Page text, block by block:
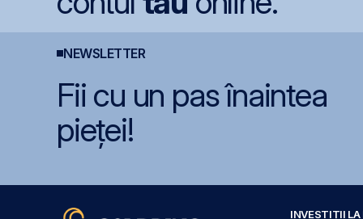
NEWSLETTER
Fii cu un pas înaintea
pieței!
INVESTIȚII LA